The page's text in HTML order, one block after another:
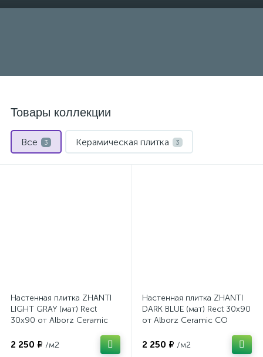
Товары коллекции
Все 3 Керамическая плитка 3
Настенная плитка ZHANTI
LIGHT GRAY (мат) Rect
30x90 от Alborz Ceramic
2 250 ₽ /м2
Настенная плитка ZHANTI
DARK BLUE (мат) Rect 30x90
от Alborz Ceramic CO
2 250 ₽ /м2